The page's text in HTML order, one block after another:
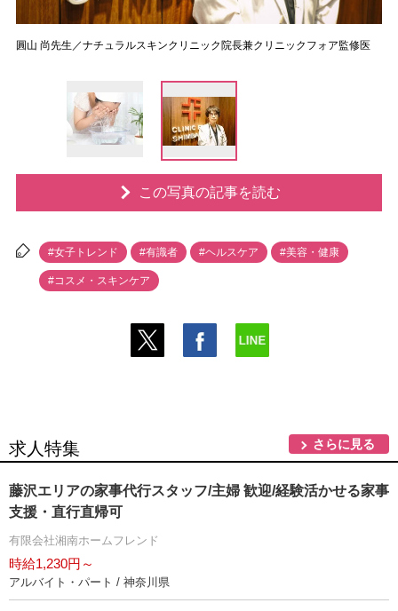
圓山 尚先生／ナチュラルスキンクリニック院長兼クリニックフォア監修医
この写真の記事を読む
#女子トレンド #有識者 #ヘルスケア #美容・健康
#コスメ・スキンケア
求人特集 さらに見る
藤沢エリアの家事代行スタッフ/主婦 歓迎/経験活かせる家事
支援・直行直帰可
有限会社湘南ホームフレンド
時給1,230円～
アルバイト・パート / 神奈川県